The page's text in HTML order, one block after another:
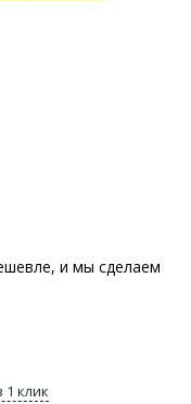
и мы сделаем
1 клик